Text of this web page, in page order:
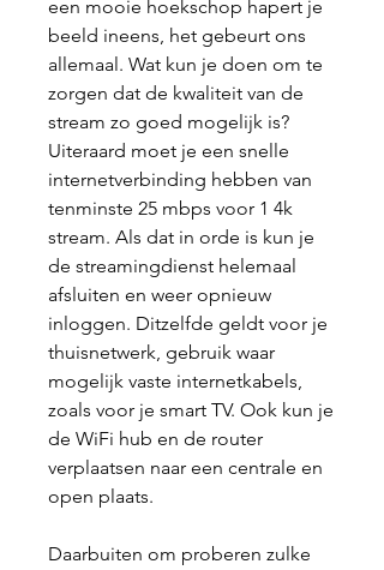
een mooie hoekschop hapert je
beeld ineens, het gebeurt ons
allemaal. Wat kun je doen om te
zorgen dat de kwaliteit van de
stream zo goed mogelijk is?
Uiteraard moet je een snelle
internetverbinding hebben van
tenminste 25 mbps voor 1 4k
stream. Als dat in orde is kun je
de streamingdienst helemaal
afsluiten en weer opnieuw
inloggen. Ditzelfde geldt voor je
thuisnetwerk, gebruik waar
mogelijk vaste internetkabels,
zoals voor je smart TV. Ook kun je
de WiFi hub en de router
verplaatsen naar een centrale en
open plaats.
Daarbuiten om proberen zulke